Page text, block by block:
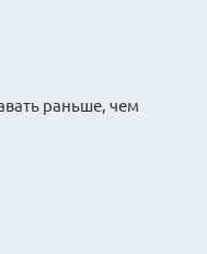
раньше, чем